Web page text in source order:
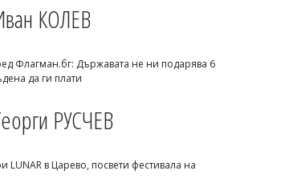
Димитър КИРЯКОВ
Нефтохимик привлече офанзивен
КОЛЕВ
Флагман.бг: Държавата не ни подарява 6
да ги плати
РУСЧЕВ
LUNAR в Царево, посвети фестивала на